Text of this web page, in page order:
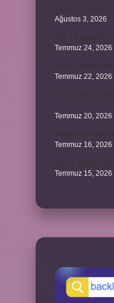
Ağustos 3, 2026
Temmuz 24, 2026
Temmuz 22, 2026
Temmuz 20, 2026
Temmuz 16, 2026
Temmuz 15, 2026